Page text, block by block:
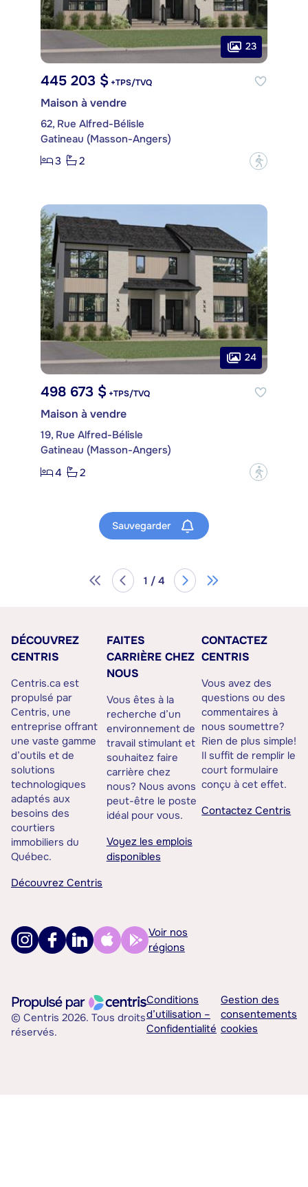
23
445 203 $ +TPS/TVQ
Maison à vendre
62, Rue Alfred-Bélisle
Gatineau (Masson-Angers)
3
2 ?
24
498 673 $ +TPS/TVQ
Maison à vendre
19, Rue Alfred-Bélisle
Gatineau (Masson-Angers)
4
2 ?
Sauvegarder
1 / 4
DÉCOUVREZ
CENTRIS
Centris.ca est
propulsé par
Centris, une
entreprise offrant
une vaste gamme
d’outils et de
solutions
technologiques
adaptés aux
besoins des
courtiers
immobiliers du
Québec.
Découvrez Centris
FAITES
CARRIÈRE CHEZ
NOUS
Vous êtes à la
recherche d’un
environnement de
travail stimulant et
souhaitez faire
carrière chez
nous? Nous avons
peut-être le poste
idéal pour vous.
Voyez les emplois
disponibles
CONTACTEZ
CENTRIS
Vous avez des
questions ou des
commentaires à
nous soumettre?
Rien de plus simple!
Il suffit de remplir le
court formulaire
conçu à cet effet.
Contactez Centris
Voir nos
régions
© Centris 2026. Tous droits
réservés.
Conditions
d’utilisation –
Confidentialité
Gestion des
consentements
cookies